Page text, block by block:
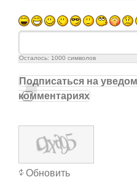
Осталось: 1000 символов
Подписаться на
комментариях
Обновить